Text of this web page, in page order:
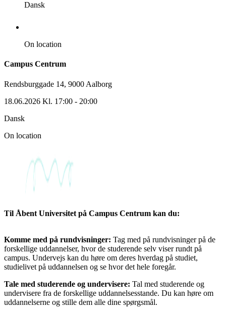
Dansk
On location
Campus Centrum
Rendsburggade 14, 9000 Aalborg
18.06.2026 Kl. 17:00 - 20:00
Dansk
On location
Til Åbent Universitet på Campus Centrum kan du:
Komme med på rundvisninger: Tag med på rundvisninger på de
forskellige uddannelser, hvor de studerende selv viser rundt på
campus. Undervejs kan du høre om deres hverdag på studiet,
studielivet på uddannelsen og se hvor det hele foregår.
Tale med studerende og undervisere: Tal med studerende og
undervisere fra de forskellige uddannelsesstande. Du kan høre om
uddannelserne og stille dem alle dine spørgsmål.